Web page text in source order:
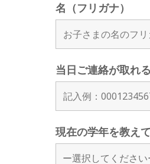
名（フリガナ）
当日ご連絡が取れ
現在の学年を教え